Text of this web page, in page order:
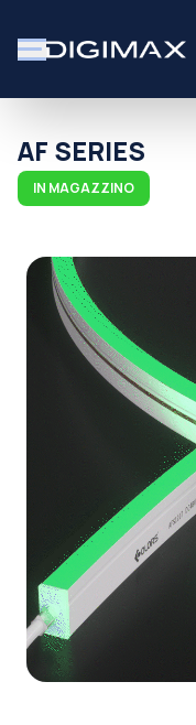
AF SERIES
IN MAGAZZINO